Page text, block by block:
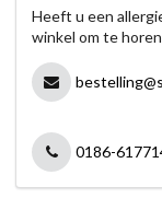
Heeft u een
winkel om te
0186-